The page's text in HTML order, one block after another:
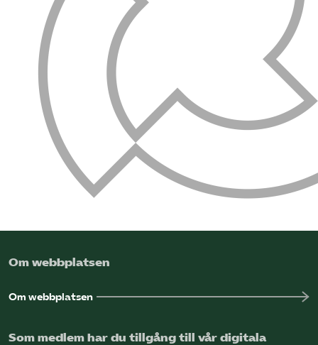
Kurser och aktiviteter
Om oss
Omsättningsstatistik
Webbutik
Mina sidor
Logga in på Arbetsgivarguiden
Om webbplatsen
Om webbplatsen
Som medlem har du tillgång till vår digitala